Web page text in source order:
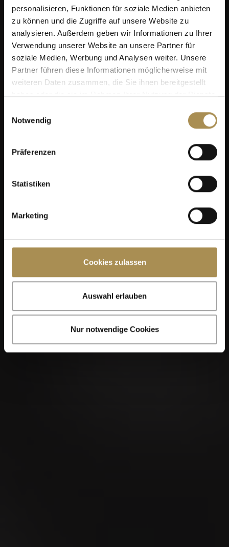
personalisieren, Funktionen für soziale Medien anbieten
zu können und die Zugriffe auf unsere Website zu
analysieren. Außerdem geben wir Informationen zu Ihrer
Verwendung unserer Website an unsere Partner für
soziale Medien, Werbung und Analysen weiter. Unsere
Partner führen diese Informationen möglicherweise mit
weiteren Daten zusammen, die Sie ihnen bereitgestellt
haben oder die sie im Rahmen Ihrer Nutzung der Dienste
Notwendig
Präferenzen
Statistiken
Marketing
Cookies zulassen
Auswahl erlauben
Nur notwendige Cookies